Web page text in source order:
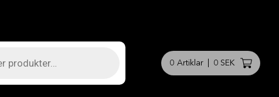
0 Artiklar 0 SEK